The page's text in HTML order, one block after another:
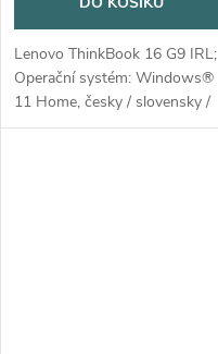
Lenovo ThinkBook 16 G9 IRL;
Operační systém: Windows®
11 Home, česky / slovensky /
anglicky Procesor: Intel®